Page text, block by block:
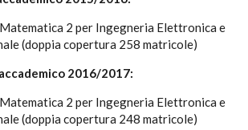
2 per Ingegneria Elettronica e
(doppia copertura 258 matricole)
2016/2017:
2 per Ingegneria Elettronica e
(doppia copertura 248 matricole)